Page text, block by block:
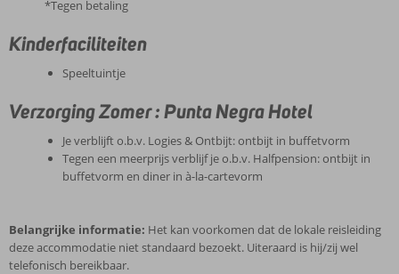
*Tegen betaling
Kinderfaciliteiten
Speeltuintje
Verzorging Zomer : Punta Negra Hotel
Je verblijft o.b.v. Logies & Ontbijt: ontbijt in buffetvorm
Tegen een meerprijs verblijf je o.b.v. Halfpension: ontbijt in
buffetvorm en diner in à-la-cartevorm
Belangrijke informatie: Het kan voorkomen dat de lokale reisleiding
deze accommodatie niet standaard bezoekt. Uiteraard is hij/zij wel
telefonisch bereikbaar.